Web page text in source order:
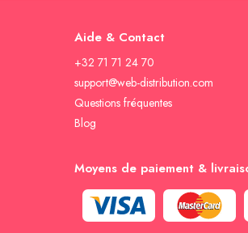
Aide & Contact
+32 71 71 24 70
support@web-distribution.com
Questions fréquentes
Blog
Moyens de paiement &